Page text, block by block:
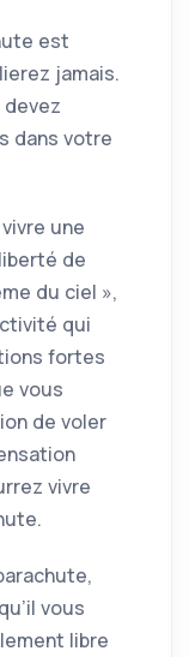
est
jamais.
devez
dans votre
une
de
du ciel »,
qui
fortes
vous
de voler
vivre
vous
libre